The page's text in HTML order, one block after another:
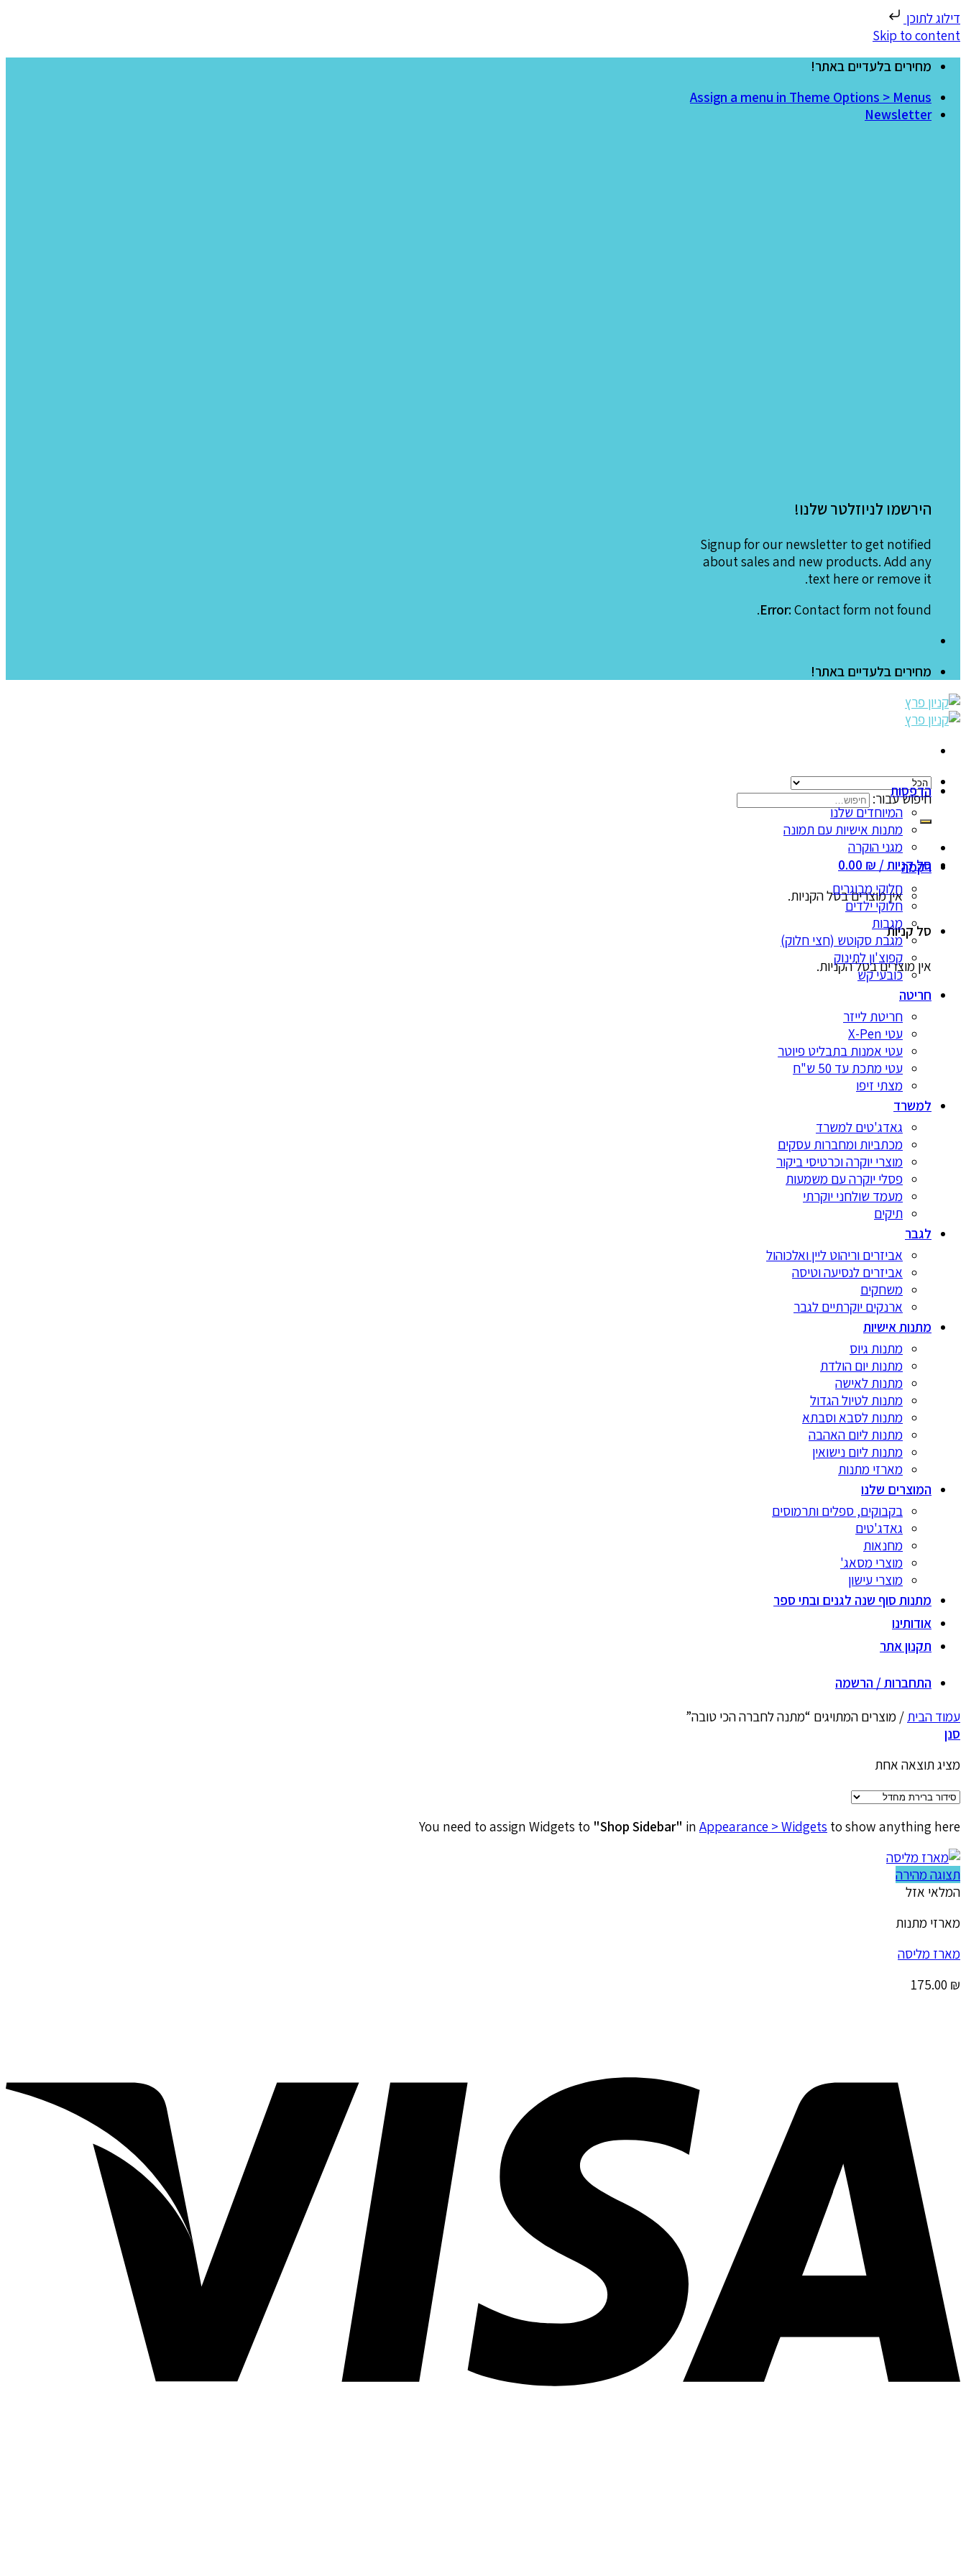
דילוג לתוכן
Skip to content
מחירים בלעדיים באתר!
Assign a menu in Theme Options > Menus
Newsletter
הירשמו לניוזלטר שלנו!
Signup for our newsletter to get notified
about sales and new products. Add any
text here or remove it.
Error: Contact form not found.
מחירים בלעדיים באתר!
חיפוש עבור:
סל קניות / 0.00 ₪
אין מוצרים בסל הקניות.
סל קניות
אין מוצרים בסל הקניות.
הדפסות
המיוחדים שלנו
מתנות אישיות עם תמונה
מגני הוקרה
רקמה
חלוקי מבוגרים
חלוקי ילדים
מגבות
מגבת סקוטש (חצי חלוק)
קפוצ'ון לתינוק
כובעי קש
חריטה
חריטת לייזר
עטי X-Pen
עטי אמנות בתבליט פיוטר
עטי מתכת עד 50 ש"ח
מצתי זיפו
למשרד
גאדג'טים למשרד
מכתביות ומחברות עסקים
מוצרי יוקרה וכרטיסי ביקור
פסלי יוקרה עם משמעות
מעמד שולחני יוקרתי
תיקים
לגבר
אביזרים וריהוט ליין ואלכוהול
אביזרים לנסיעה וטיסה
משחקים
ארנקים יוקרתיים לגבר
מתנות אישיות
מתנות גיוס
מתנות יום הולדת
מתנות לאישה
מתנות לטיול הגדול
מתנות לסבא וסבתא
מתנות ליום האהבה
מתנות ליום נישואין
מארזי מתנות
המוצרים שלנו
בקבוקים, ספלים ותרמוסים
גאדג'טים
מחנאות
מוצרי מסאג'
מוצרי עישון
מתנות סוף שנה לגנים ובתי ספר
אודותינו
תקנון אתר
התחברות / הרשמה
עמוד הבית/ מוצרים המתויגים “מתנה לחברה הכי טובה”
סנן
מציג תוצאה אחת
You need to assign Widgets to "Shop Sidebar" in Appearance > Widgets to show anything here
תצוגה מהירה
המלאי אזל
מארזי מתנות
מארז מליסה
175.00 ₪